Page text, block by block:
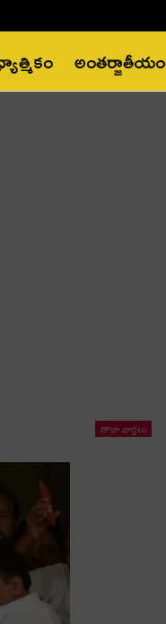
అంతర్జాతీయం
తాజా వార్తలు